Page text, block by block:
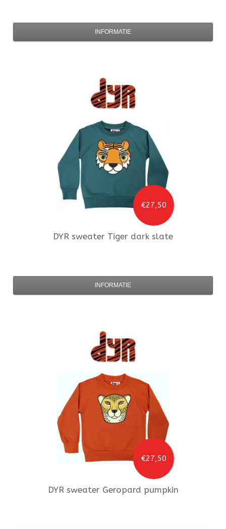
INFORMATIE
€27,50
DYR sweater Tiger dark slate
INFORMATIE
€27,50
DYR sweater Geropard pumpkin